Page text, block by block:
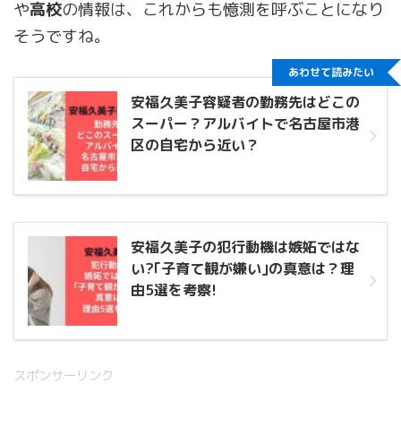
や高校の情報は、これからも憶測を呼ぶことになり
そうですね。
安福久美子容疑者の勤務先はどこの
スーパー？アルバイトで名古屋市港
区の自宅から近い？
あわせて読みたい
安福久美子の犯行動機は嫉妬ではな
い?｢子育て観が嫌い｣の真意は？理
由5選を考察!
スポンサーリンク